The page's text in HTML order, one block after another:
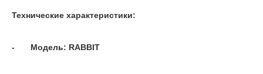
Технические характеристики:
- Модель: RABBIT